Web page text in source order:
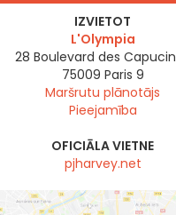
IZVIETOT
L'Olympia
28 Boulevard des
75009 Paris 9
Maršrutu plānotājs
Pieejamība
OFICIĀLA VIETNE
pjharvey.net